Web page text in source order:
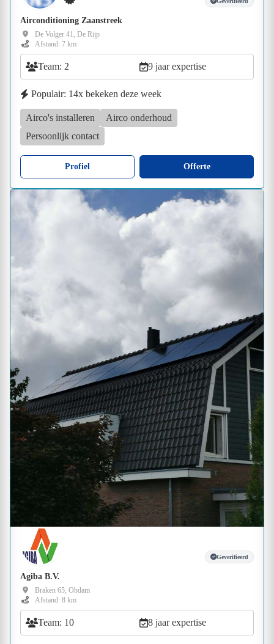
Airconditioning Zaanstreek
De Volger 41, De Rijp
Afstand: 7 km
Team: 2 9 jaar expertise
Populair: 14x bekeken deze week
Airco's installeren
Airco onderhoud
Persoonlijk contact
Profiel Offerte
Geverifieerd
Agiba B.V.
Braken 65, Obdam
Afstand: 8 km
Team: 10 8 jaar expertise